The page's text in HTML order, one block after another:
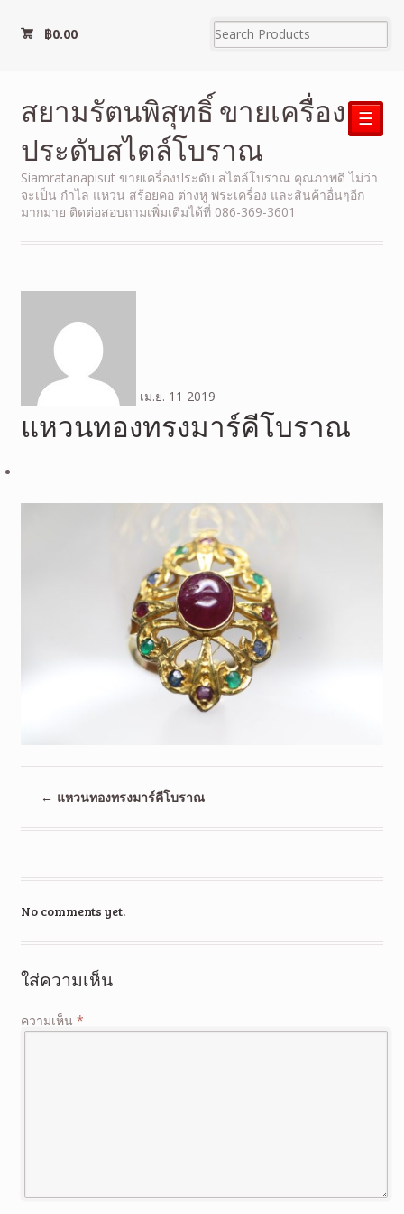
฿0.00
สยามรัตนพิสุทธิ์ ขายเครื่อง
ประดับสไตล์โบราณ
Siamratanapisut ขายเครื่องประดับ สไตล์โบราณ คุณภาพดี ไม่ว่า
จะเป็น กำไล แหวน สร้อยคอ ต่างหู พระเครื่อง และสินค้าอื่นๆอีก
มากมาย ติดต่อสอบถามเพิ่มเติมได้ที่ 086-369-3601
☰
เม.ย. 11 2019
แหวนทองทรงมาร์คีโบราณ
← แหวนทองทรงมาร์คีโบราณ
No comments yet.
ใส่ความเห็น
ความเห็น *